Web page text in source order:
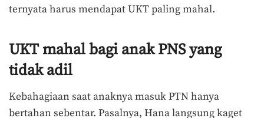
ternyata harus mendapat UKT paling mahal.
UKT mahal bagi anak PNS yang
tidak adil
Kebahagiaan saat anaknya masuk PTN hanya
bertahan sebentar. Pasalnya, Hana langsung kaget